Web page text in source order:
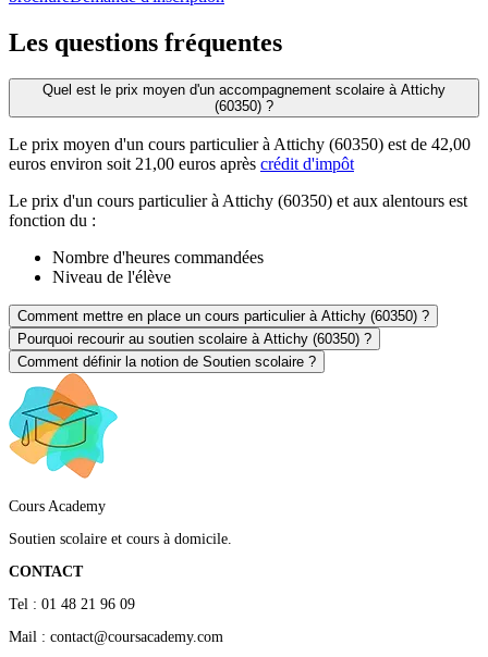
Les questions fréquentes
Quel est le prix moyen d'un accompagnement scolaire à Attichy
(60350) ?
Le prix moyen d'un cours particulier à Attichy (60350) est de 42,00
euros environ soit 21,00 euros après crédit d'impôt
Le prix d'un cours particulier à Attichy (60350) et aux alentours est
fonction du :
Nombre d'heures commandées
Niveau de l'élève
Comment mettre en place un cours particulier à Attichy (60350) ?
Pourquoi recourir au soutien scolaire à Attichy (60350) ?
Comment définir la notion de Soutien scolaire ?
Cours Academy
Soutien scolaire et cours à domicile.
CONTACT
Tel : 01 48 21 96 09
Mail : contact@coursacademy.com